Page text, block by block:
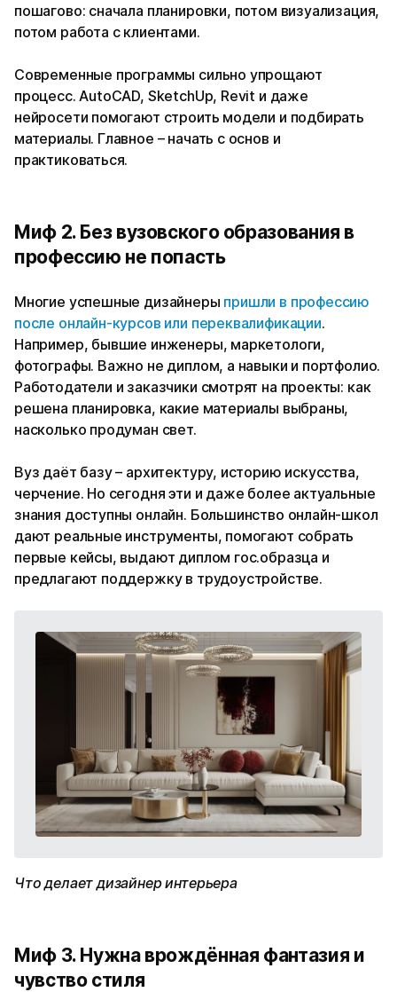
пошагово: сначала планировки, потом визуализация,
потом работа с клиентами.
Современные программы сильно упрощают
процесс. AutoCAD, SketchUp, Revit и даже
нейросети помогают строить модели и подбирать
материалы. Главное – начать с основ и
практиковаться.
Миф 2. Без вузовского образования в
профессию не попасть
Многие успешные дизайнеры пришли в профессию
после онлайн-курсов или переквалификации.
Например, бывшие инженеры, маркетологи,
фотографы. Важно не диплом, а навыки и портфолио.
Работодатели и заказчики смотрят на проекты: как
решена планировка, какие материалы выбраны,
насколько продуман свет.
Вуз даёт базу – архитектуру, историю искусства,
черчение. Но сегодня эти и даже более актуальные
знания доступны онлайн. Большинство онлайн-школ
дают реальные инструменты, помогают собрать
первые кейсы, выдают диплом гос.образца и
предлагают поддержку в трудоустройстве.
Что делает дизайнер интерьера
Миф 3. Нужна врождённая фантазия и
чувство стиля